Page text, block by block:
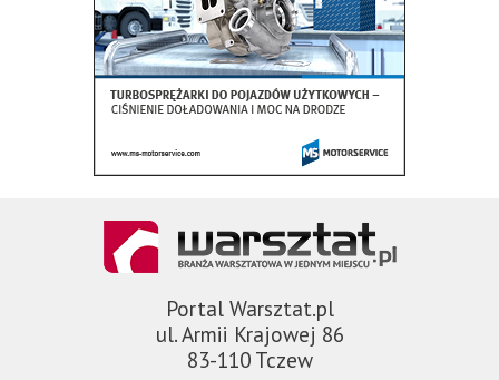
Portal Warsztat.pl
ul. Armii Krajowej 86
83-110 Tczew